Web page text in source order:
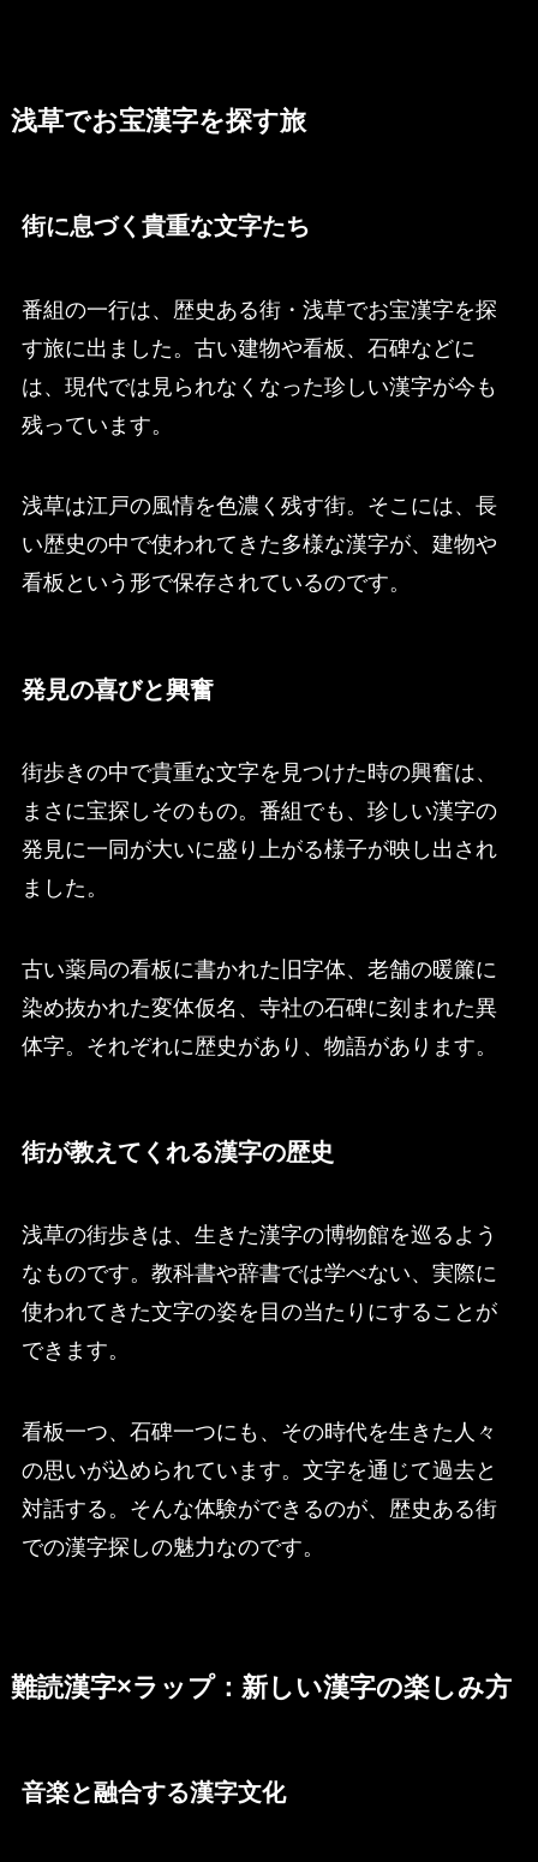
浅草でお宝漢字を探す旅
街に息づく貴重な文字たち
番組の一行は、歴史ある街・浅草でお宝漢字を探
す旅に出ました。古い建物や看板、石碑などに
は、現代では見られなくなった珍しい漢字が今も
残っています。
浅草は江戸の風情を色濃く残す街。そこには、長
い歴史の中で使われてきた多様な漢字が、建物や
看板という形で保存されているのです。
発見の喜びと興奮
街歩きの中で貴重な文字を見つけた時の興奮は、
まさに宝探しそのもの。番組でも、珍しい漢字の
発見に一同が大いに盛り上がる様子が映し出され
ました。
古い薬局の看板に書かれた旧字体、老舗の暖簾に
染め抜かれた変体仮名、寺社の石碑に刻まれた異
体字。それぞれに歴史があり、物語があります。
街が教えてくれる漢字の歴史
浅草の街歩きは、生きた漢字の博物館を巡るよう
なものです。教科書や辞書では学べない、実際に
使われてきた文字の姿を目の当たりにすることが
できます。
看板一つ、石碑一つにも、その時代を生きた人々
の思いが込められています。文字を通じて過去と
対話する。そんな体験ができるのが、歴史ある街
での漢字探しの魅力なのです。
難読漢字×ラップ：新しい漢字の楽しみ方
音楽と融合する漢字文化